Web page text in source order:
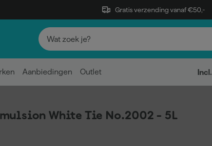
Gratis verzending vanaf €50,-
Aanbiedingen Outlet Incl.
White Tie No.2002 - 5L